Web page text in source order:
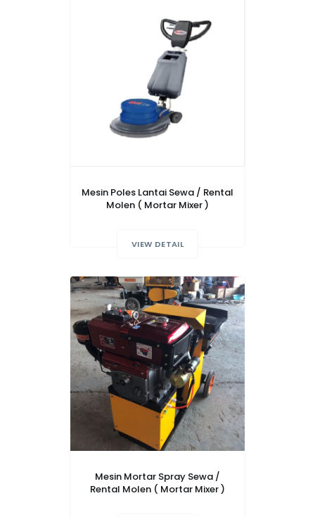
Mesin Poles Lantai Sewa / Rental
Molen ( Mortar Mixer )
VIEW DETAIL
Mesin Mortar Spray Sewa /
Rental Molen ( Mortar Mixer )